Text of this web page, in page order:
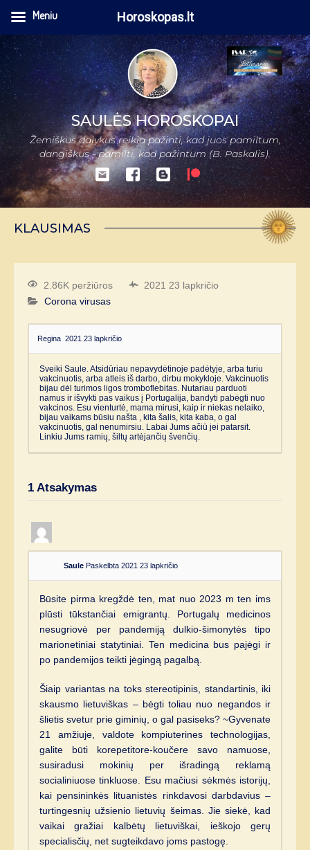
SAULĖS HOROSKOPAI
Žemiškus dalykus reikia pažinti, kad juos pamiltum,
dangiškus - pamilti, kad pažintum (B. Paskalis).
KLAUSIMAS
2.86K peržiūros
2021 23 lapkričio
Corona virusas
Regina 2021 23 lapkričio
Sveiki Saule. Atsidūriau nepavydėtinoje padėtyje, arba turiu
vakcinuotis, arba atleis iš darbo, dirbu mokykloje. Vakcinuotis
bijau dėl turimos ligos tromboflebitas. Nutariau parduoti
namus ir išvykti pas vaikus į Portugalija, bandyti pabėgti nuo
vakcinos. Esu vienturtė, mama mirusi, kaip ir niekas nelaiko,
bijau vaikams būsiu našta , kita šalis, kita kaba, o gal
vakcinuotis, gal nenumirsiu. Labai Jums ačiū jei patarsit.
Linkiu Jums ramių, šiltų artėjančių švenčių.
1 Atsakymas
Saule Paskelbta 2021 23 lapkričio
Būsite pirma kregždė ten, mat nuo 2023 m ten ims
plūsti tūkstančiai emigrantų. Portugalų medicinos
nesugriovė per pandemiją dulkio-šimonytės tipo
marionetiniai statytiniai. Ten medicina bus pajėgi ir
po pandemijos teikti jėgingą pagalbą.
Šiaip variantas na toks stereotipinis, standartinis, iki
skausmo lietuviškas – bėgti toliau nuo negandos ir
šlietis svetur prie giminių, o gal pasiseks? ~Gyvenate
21 amžiuje, valdote kompiuterines technologijas,
galite būti korepetitore-koučere savo namuose,
susiradusi mokinių per išradingą reklamą
socialiniuose tinkluose. Esu mačiusi sėkmės istorijų,
kai pensininkės lituanistės rinkdavosi darbdavius –
turtingesnių užsienio lietuvių šeimas. Jie siekė, kad
vaikai gražiai kalbėtų lietuviškai, ieškojo gerų
specialisčių, net sugteikdavo joms pastogę.
Meniu Horoskopas.lt